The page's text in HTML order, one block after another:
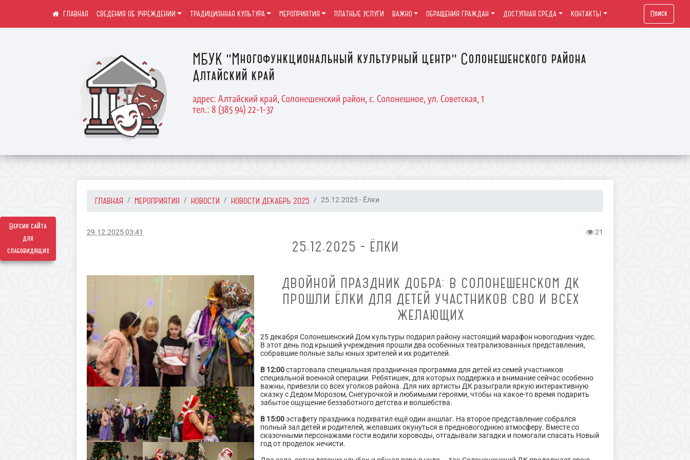
Версия сайта
для
слабовидящих
МБУК "Многофункциональный культурный центр" Солонешенского района
Алтайский край
адрес: Алтайский край, Солонешенский район, с. Солонешное, ул. Советская, 1
тел.: 8 (385 94) 22-1-37
СВЕДЕНИЯ ОБ УЧРЕЖДЕНИИ ТРАДИЦИОННАЯ КУЛЬТУРА МЕРОПРИЯТИЯ ПЛАТНЫЕ УСЛУГИ ВАЖНО ОБРАЩЕНИЯ ГРАЖДАН ДОСТУПНАЯ СРЕДА КОНТАКТЫ Поиск
ГЛАВНАЯ МЕРОПРИЯТИЯ НОВОСТИ НОВОСТИ ДЕКАБРЬ 2025 25.12.2025 - Ёлки
29.12.2025 03:41 21
25.12.2025 - ЁЛКИ
ДВОЙНОЙ ПРАЗДНИК ДОБРА: В СОЛОНЕШЕНСКОМ ДК
ПРОШЛИ ЁЛКИ ДЛЯ ДЕТЕЙ УЧАСТНИКОВ СВО И ВСЕХ
ЖЕЛАЮЩИХ
25 декабря Солонешенский Дом культуры подарил району настоящий марафон новогодних чудес.
В этот день под крышей учреждения прошли два особенных театрализованных представления,
собравшие полные залы юных зрителей и их родителей.
В 12:00стартовала специальная праздничная программа для детей из семей участников
специальной военной операции. Ребятишек, для которых поддержка и внимание сейчас особенно
важны, привезли со всех уголков района. Для них артисты ДК разыграли яркую интерактивную
сказку с Дедом Морозом, Снегурочкой и любимыми героями, чтобы на какое-то время подарить
забытое ощущение беззаботного детства и волшебства.
В 15:00эстафету праздника подхватил ещё один аншлаг. На второе представление собрался
полный зал детей и родителей, желавших окунуться в предновогоднюю атмосферу. Вместе со
сказочными персонажами гости водили хороводы, отгадывали загадки и помогали спасать Новый
год от проделок нечисти.